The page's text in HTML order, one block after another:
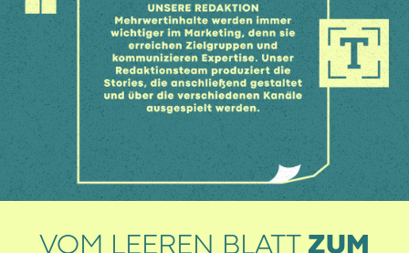
VOM LEEREN BLATT
ZUM